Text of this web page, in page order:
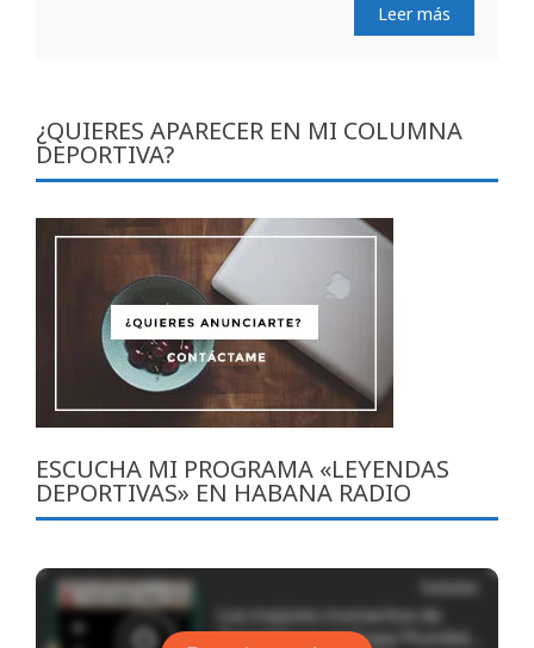
Leer más
¿QUIERES APARECER EN MI COLUMNA
DEPORTIVA?
ESCUCHA MI PROGRAMA «LEYENDAS
DEPORTIVAS» EN HABANA RADIO